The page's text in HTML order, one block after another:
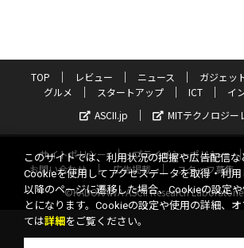
TOP レビュー ニュース ガジェッ
グルメ
スタートアップ ICT
イ
ASCII.jp
MITテクノロジー
サイトポリシー プライバシーポリシー
お問い合わせ
広告掲載 スタッフ募集
©KADOKAWA ASCII Research
このサイトでは、利用状況の把握や広告配信な
Cookieを使用してアクセスデータを取得・利
以降のページに遷移した場合、Cookieの設定
とになります。Cookieの設定や使用の詳細、
ては詳細 をご覧ください。